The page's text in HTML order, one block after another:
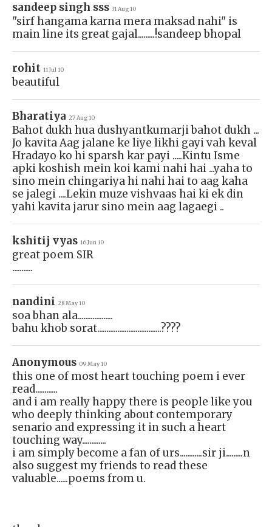
sandeep singh sss 31 Aug 10
"sirf hangama karna mera maksad nahi" is
main line its great gajal.........!sandeep bhopal
rohit 11 Jul 10
beautiful
Bharatiya 27 Aug 10
Bahot dukh hua dushyantkumarji bahot dukh ...
Jo kavita Aag jalane ke liye likhi gayi vah keval
Hradayo ko hi sparsh kar payi .....Kintu Isme
apki koshish mein koi kami nahi hai ...yaha to
sino mein chingariya hi nahi hai to aag kaha
se jalegi ....Lekin muze vishvaas hai ki ek din
yahi kavita jarur sino mein aag lagaegi ..
kshitij vyas 16 Jun 10
great poem SIR
...........
nandini 28 May 10
soa bhan ala...................
bahu khob sorat...................................????
Anonymous 09 May 10
this one of most heart touching poem i ever
read............
and i am really happy there is people like you
who deeply thinking about contemporary
senario and expressing it in such a heart
touching way.............
i am simply become a fan of urs............sir ji.........n
also suggest my friends to read these
valuable......poems from u.